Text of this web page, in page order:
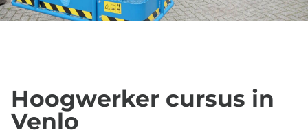
Hoogwerker cursus in
Venlo